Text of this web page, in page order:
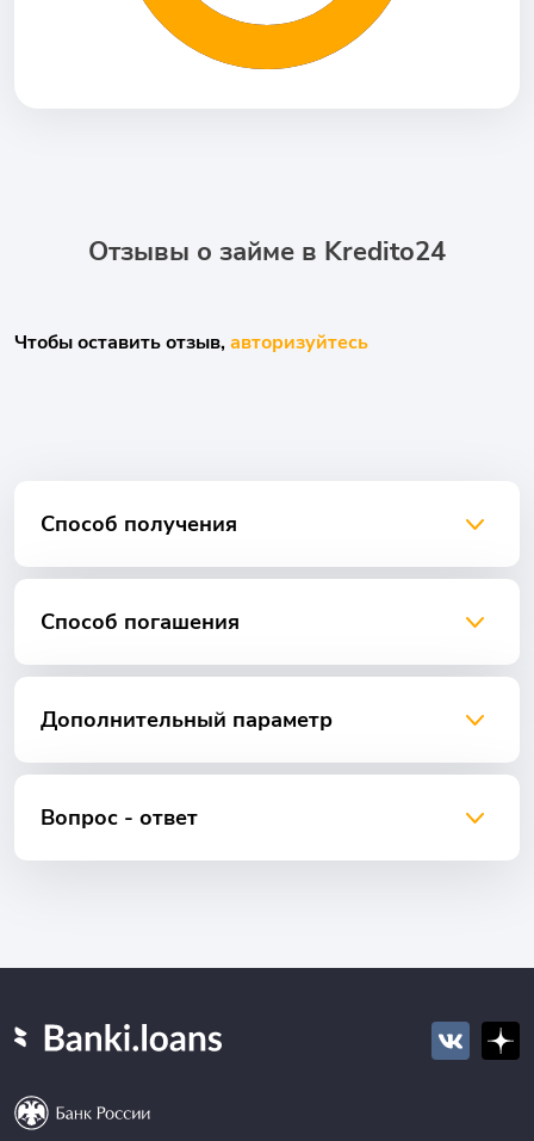
Отзывы о займе в Kredito24
Чтобы оставить отзыв,авторизуйтесь
Способ получения
Способ погашения
Дополнительный параметр
Вопрос - ответ